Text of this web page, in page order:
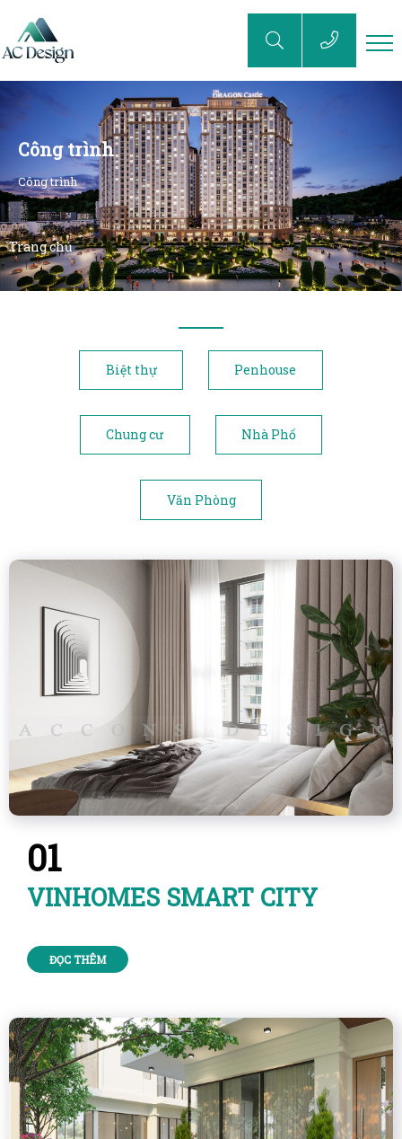
Công trình
Công trình
Trang chủ
Biệt thự Penhouse
Chung cư Nhà Phố
Văn Phòng
01
VINHOMES SMART CITY
ĐỌC THÊM